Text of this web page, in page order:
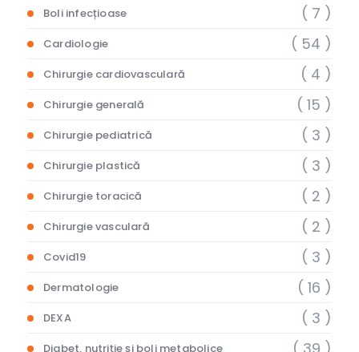
Boli infecțioase ( 7 )
Cardiologie ( 54 )
Chirurgie cardiovasculară ( 4 )
Chirurgie generală ( 15 )
Chirurgie pediatrică ( 3 )
Chirurgie plastică ( 3 )
Chirurgie toracică ( 2 )
Chirurgie vasculară ( 2 )
Covid19 ( 3 )
Dermatologie ( 16 )
DEXA ( 3 )
Diabet, nutriție și boli metabolice ( 39 )